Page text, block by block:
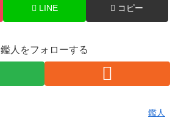
LINE コピー
鑑人をフォローする
鑑人